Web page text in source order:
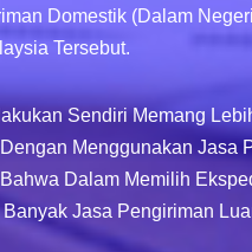
Domestik (dalam
Tersebut.
Sendiri Memang
Menggunakan
Dalam Memilih
Jasa Pengiriman